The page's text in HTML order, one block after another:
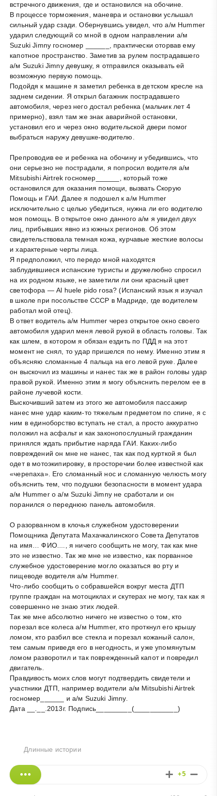
встречного движения, где и остановился на обочине.
В процессе торможения, маневра и остановки услышал
сильный удар сзади. Обернувшись увидел, что а/м Hummer
ударил следующий со мной в одном направлении а/м
Suzuki Jimny госномер ______, практически оторвав ему
капотное пространство. Заметив за рулем пострадавшего
а/м Suzuki Jimny девушку, я отправился оказывать ей
возможную первую помощь.
Подойдя к машине я заметил ребенка в детском кресле на
заднем сидении. Я открыл багажник пострадавшего
автомобиля, через него достал ребенка (мальчик лет 4
примерно), взял там же знак аварийной остановки,
установил его и через окно водительской двери помог
выбраться наружу девушке-водителю.
Препроводив ее и ребенка на обочину и убедившись, что
они серьезно не пострадали, я попросил водителя а/м
Mitsubishi Airtrek госномер______, который тоже
остановился для оказания помощи, вызвать Скорую
Помощь и ГАИ. Далее я подошел к а/м Hummer
исключительно с целью убедиться, нужна ли его водителю
моя помощь. В открытое окно данного а/м я увидел двух
лиц, прибывших явно из южных регионов. Об этом
свидетельствовала темная кожа, курчавые жесткие волосы
и характерные черты лица.
Я предположил, что передо мной находятся
заблудившиеся испанские туристы и дружелюбно спросил
на их родном языке, не заметили ли они красный цвет
светофора — Al huele pido rosa? (Испанский язык я изучал
в школе при посольстве СССР в Мадриде, где водителем
работал мой отец).
В ответ водитель а/м Hummer через открытое окно своего
автомобиля ударил меня левой рукой в область головы. Так
как шлем, в котором я обязан ездить по ПДД я на этот
момент не снял, то удар пришелся по нему. Именно этим я
объясняю сломанные 4 пальца на его левой руке. Далее
он выскочил из машины и нанес так же в район головы удар
правой рукой. Именно этим я могу объяснить перелом ее в
районе лучевой кости.
Выскочивший затем из этого же автомобиля пассажир
нанес мне удар каким-то тяжелым предметом по спине, я с
ним в единоборство вступать не стал, а просто аккуратно
положил на асфальт и как законопослушный гражданин
принялся ждать прибытие наряда ГАИ. Каких-либо
повреждений он мне не нанес, так как под курткой я был
одет в мотоэкипировку, в просторечии более известной как
«черепаха». Его сломанный нос и сломанную челюсть могу
объяснить тем, что подушки безопасности в момент удара
а/м Hummer о а/м Suzuki Jimny не сработали и он
поранился о переднюю панель автомобиля.
О разорванном в клочья служебном удостоверении
Помощника Депутата Махачкалинского Совета Депутатов
на имя… ФИО...., я ничего сообщить не могу, так как мне
это не известно. Так же мне не известно, как порванное
служебное удостоверение могло оказаться во рту и
пищеводе водителя а/м Hummer.
Что-либо сообщить о собравшейся вокруг места ДТП
группе граждан на мотоциклах и скутерах не могу, так как я
совершенно не знаю этих людей.
Так же мне абсолютно ничего не известно о том, кто
порезал все колеса а/м Hummer, кто проткнул его крышу
ломом, кто разбил все стекла и порезал кожаный салон,
тем самым приведя его в негодность, и уже упомянутым
ломом разворотил и так поврежденный капот и повредил
двигатель.
Правдивость моих слов могут подтвердить свидетели и
участники ДТП, например водители а/м Mitsubishi Airtrek
госномер______ и а/м Suzuki Jimny.
Дата __.__.2013г. Подпись_________(___________)
Длинные истории
+5